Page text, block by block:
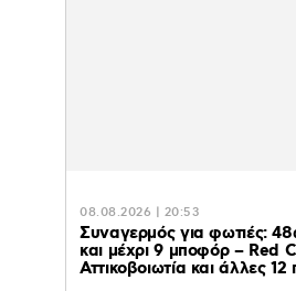
08.08.2026 | 20:53
Συναγερμός για φωτιές:
και μέχρι 9 μποφόρ – Red
Αττικοβοιωτία και άλλες 12